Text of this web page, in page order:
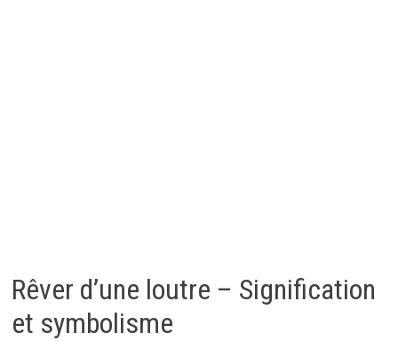
Rêver d’une loutre – Signification
et symbolisme